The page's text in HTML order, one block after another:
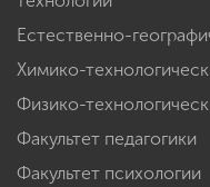
Естественно-
Химико-
Физико-
Факультет педагогики
Факультет психологии